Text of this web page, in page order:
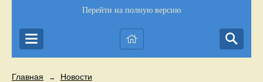
Перейти на полную версию
Главная → Новости